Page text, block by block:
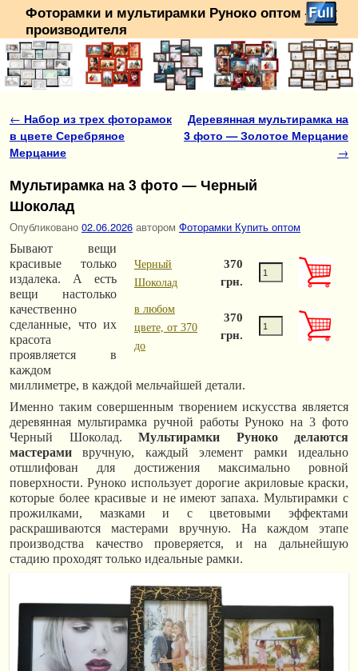
Фоторамки и мультирамки Руноко оптом — от
производителя
Навигация по записям
← Набор из трех фоторамок
в цвете Серебряное
Мерцание
Деревянная мультирамка на
3 фото — Золотое Мерцание
→
Мультирамка на 3 фото — Черный
Шоколад
Опубликовано 02.06.2026 автором Фоторамки Купить оптом
Черный
Шоколад
370
грн.
в любом
цвете, от 370
до
370
грн.
Бывают вещи
красивые только
издалека. А есть
вещи настолько
качественно
сделанные, что их
красота
проявляется в
каждом
миллиметре, в каждой мельчайшей детали.
Именно таким совершенным творением искусства является
деревянная мультирамка ручной работы Руноко на 3 фото
Черный Шоколад. Мультирамки Руноко делаются
мастерами вручную, каждый элемент рамки идеально
отшлифован для достижения максимально ровной
поверхности. Руноко использует дорогие акриловые краски,
которые более красивые и не имеют запаха. Мультирамки с
прожилками, мазками и с цветовыми эффектами
раскрашиваются мастерами вручную. На каждом этапе
производства качество проверяется, и на дальнейшую
стадию проходят только идеальные рамки.